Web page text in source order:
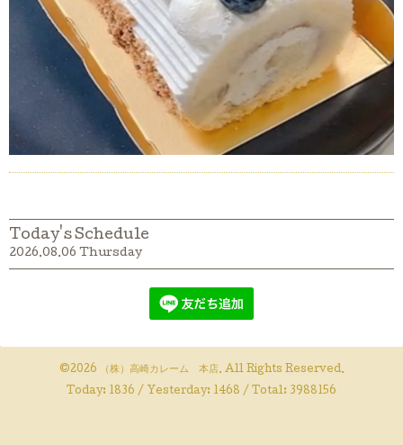
Today's Schedule
2026.08.06 Thursday
©2026 （株）高崎カレーム 本店. All Rights Reserved.
Today: 1836 / Yesterday: 1468 / Total: 3988156